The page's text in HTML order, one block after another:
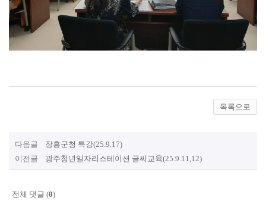
목록으로
다음글 장흥군청 특강(25.9.17)
이전글 광주청년일자리스테이션 글씨교육(25.9.11,12)
전체 댓글 (0)